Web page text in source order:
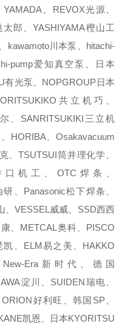
、REVOX光源、
郎、YASHIYAMA樫山工
kawamoto川本泵、hitachi-
pump爱知真空泵、日本
有光泵、NOPGROUP日本
共立机巧、
、SANRITSUKIKI三立机
HORIBA、Osakavacuum
、TSUTSUI筒井理化学、
口机工、OTC焊条、
、Panasonic松下焊条、
、VESSEL威威、SSD西西
、METCAL奥科、PISCO
、ELM易之美、HAKKO
New-Era新时代、德国
淀川、SUIDEN瑞电、
好利旺、韩国SP、
凯恩、日本KYORITSU